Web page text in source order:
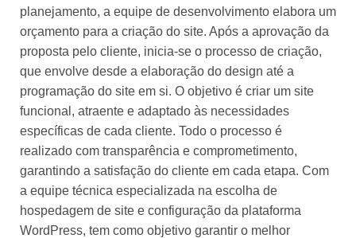
planejamento, a equipe de desenvolvimento elabora um
orçamento para a criação do site. Após a aprovação da
proposta pelo cliente, inicia-se o processo de criação,
que envolve desde a elaboração do design até a
programação do site em si. O objetivo é criar um site
funcional, atraente e adaptado às necessidades
específicas de cada cliente. Todo o processo é
realizado com transparência e comprometimento,
garantindo a satisfação do cliente em cada etapa. Com
a equipe técnica especializada na escolha de
hospedagem de site e configuração da plataforma
WordPress, tem como objetivo garantir o melhor